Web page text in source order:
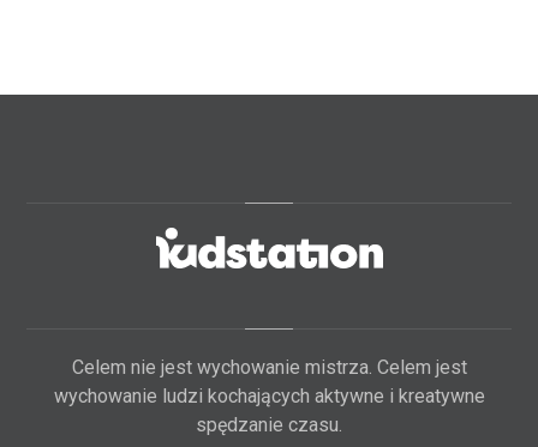
Celem nie jest wychowanie mistrza. Celem jest
wychowanie ludzi kochających aktywne i kreatywne
spędzanie czasu.